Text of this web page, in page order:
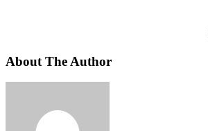
About The Author